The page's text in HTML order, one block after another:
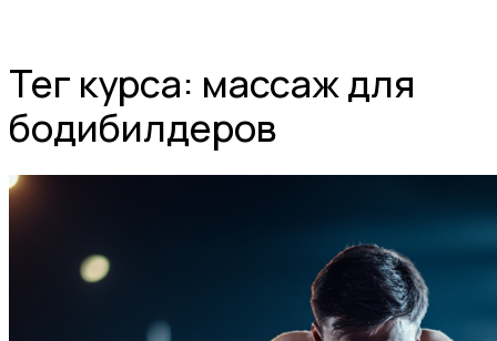
Тег курса: массаж для
бодибилдеров